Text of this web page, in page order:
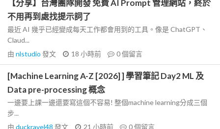
【分享】台灣團隊開發 免費 AI Prompt 管理網站，終於
不用再到處找提示詞了
最近 AI 幾乎已經變成每天工作都會用到的工具。像是 ChatGPT、
Claud...
由 nlstudio 發文 18 小時前 0個留言
[Machine Learning A-Z [2026] ] 學習筆記 Day2 ML 及
Data pre-processing 概念
一邊要上課一邊還要寫這個不容易! 整個machine learning分成三個
步...
由 duckravel48 發文 21 小時前 0個留言